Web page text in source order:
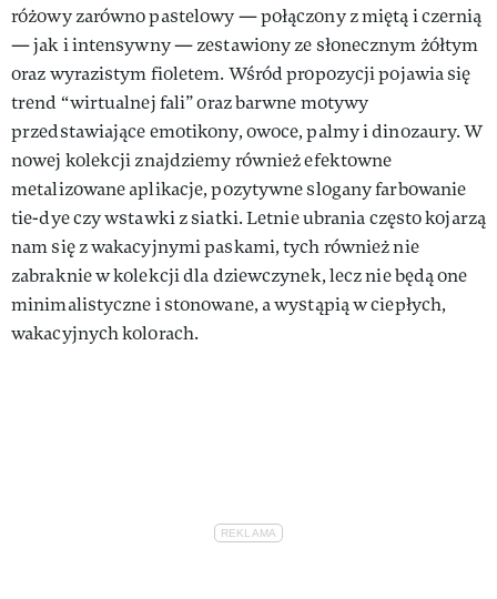
różowy zarówno pastelowy — połączony z miętą i czernią
— jak i intensywny — zestawiony ze słonecznym żółtym
oraz wyrazistym fioletem. Wśród propozycji pojawia się
trend “wirtualnej fali” oraz barwne motywy
przedstawiające emotikony, owoce, palmy i dinozaury. W
nowej kolekcji znajdziemy również efektowne
metalizowane aplikacje, pozytywne slogany farbowanie
tie-dye czy wstawki z siatki. Letnie ubrania często kojarzą
nam się z wakacyjnymi paskami, tych również nie
zabraknie w kolekcji dla dziewczynek, lecz nie będą one
minimalistyczne i stonowane, a wystąpią w ciepłych,
wakacyjnych kolorach.